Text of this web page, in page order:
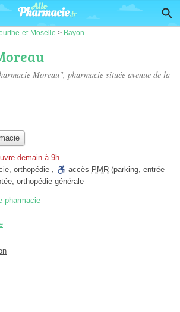
et-Moselle > Bayon
Moreau", pharmacie située avenue de la
demain à 9h
, orthopédie , accès PMR (parking, entrée
, orthopédie générale
pharmacie